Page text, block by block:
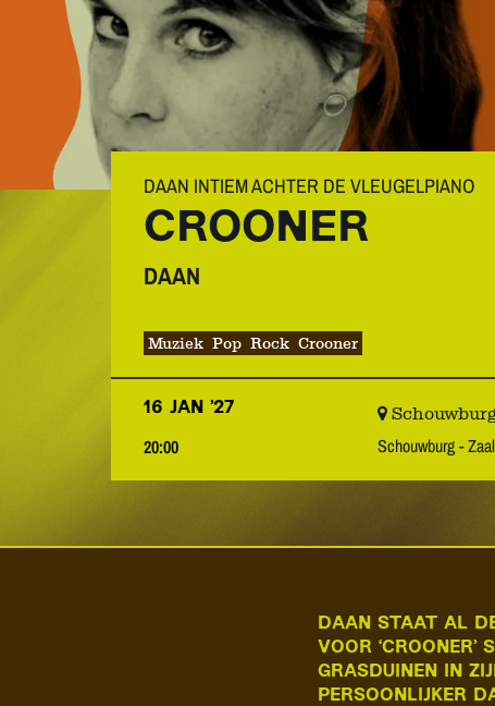
CROONER
DAAN
DAAN INTIEM ACHTER DE VLEUGELPIANO
Muziek Pop Rock Crooner
16 JAN ’27
20:00 Schouwburg -
DAAN STAAT AL
VOOR
GRASDUINEN IN
PERSOONLIJKER